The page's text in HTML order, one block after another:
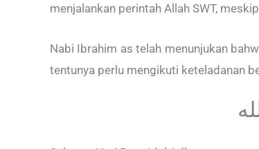
menjalankan perintah Allah SWT,
Nabi Ibrahim as telah menunjukan
tentunya perlu mengikuti keteladanan